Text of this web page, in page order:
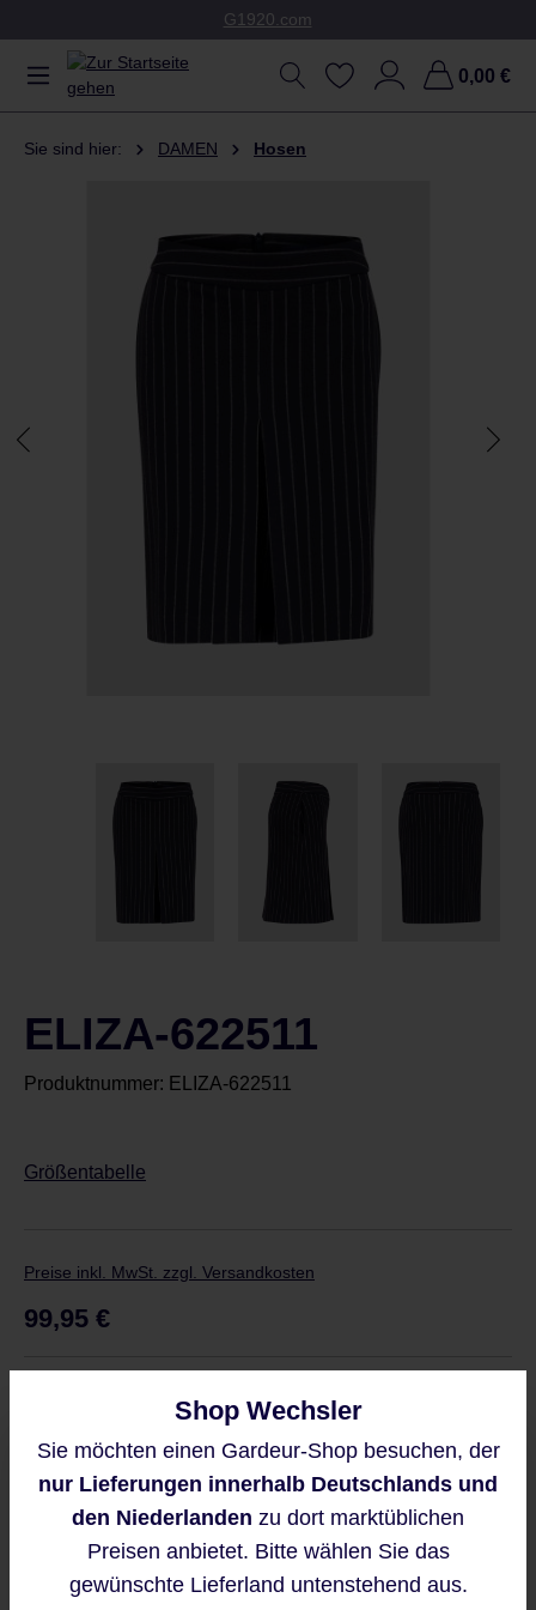
G1920.com
0,00 €
Sie sind hier: DAMEN Hosen
ELIZA-622511
Produktnummer: ELIZA-622511
Größentabelle
Preise inkl. MwSt. zzgl. Versandkosten
Regulärer Preis:
99,95 €
benachrichtigen Sie gern per E-Mail
Benachrichtigen Sie mich
Shop Wechsler
Sie möchten einen Gardeur-Shop besuchen, der
nur Lieferungen innerhalb Deutschlands und
den Niederlanden zu dort marktüblichen
Preisen anbietet. Bitte wählen Sie das
gewünschte Lieferland untenstehend aus.
Diese Website verwendet Cookies,
um eine bestmögliche Erfahrung
bieten zu können.